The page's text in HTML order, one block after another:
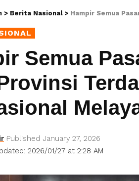
> Berita Nasional> Hampir Semua Pasar di
Semua
2026/01/27 at 2:28 AM
Published January 27, 2026